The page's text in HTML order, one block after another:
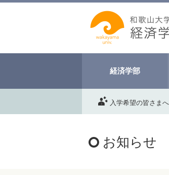
経済学部
入学希望の皆さまへ
お知らせ